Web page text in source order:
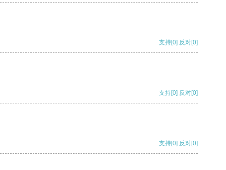
支持[0] 反对[0]
支持[0] 反对[0]
支持[0] 反对[0]